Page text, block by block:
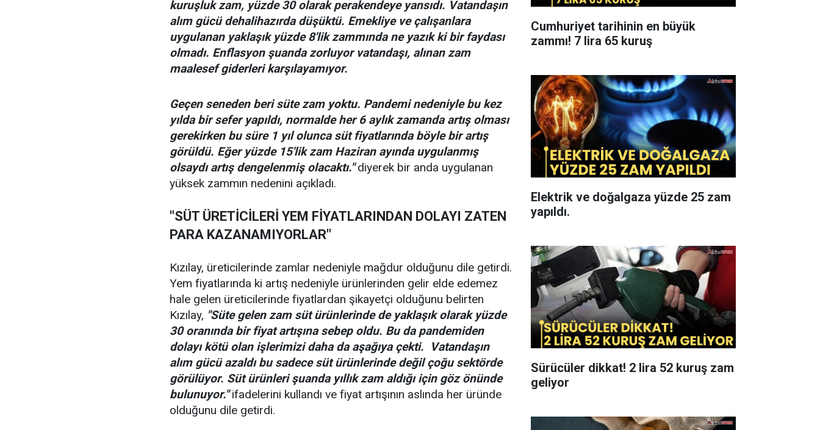
kuruşluk zam, yüzde 30 olarak perakendeye yansıdı. Vatandaşın
alım gücü dehalihazırda düşüktü. Emekliye ve çalışanlara
uygulanan yaklaşık yüzde 8'lik zammında ne yazık ki bir faydası
olmadı. Enflasyon şuanda zorluyor vatandaşı, alınan zam
maalesef giderleri karşılayamıyor.
Geçen seneden beri süte zam yoktu. Pandemi nedeniyle bu kez
yılda bir sefer yapıldı, normalde her 6 aylık zamanda artış olması
gerekirken bu süre 1 yıl olunca süt fiyatlarında böyle bir artış
görüldü. Eğer yüzde 15'lik zam Haziran ayında uygulanmış
olsaydı artış dengelenmiş olacaktı."diyerek bir anda uygulanan
yüksek zammın nedenini açıkladı.
"SÜT ÜRETİCİLERİ YEM FİYATLARINDAN DOLAYI ZATEN
PARA KAZANAMIYORLAR"
Kızılay, üreticilerinde zamlar nedeniyle mağdur olduğunu dile getirdi.
Yem fiyatlarında ki artış nedeniyle ürünlerinden gelir elde edemez
hale gelen üreticilerinde fiyatlardan şikayetçi olduğunu belirten
Kızılay, "Süte gelen zam süt ürünlerinde de yaklaşık olarak yüzde
30 oranında bir fiyat artışına sebep oldu. Bu da pandemiden
dolayı kötü olan işlerimizi daha da aşağıya çekti. Vatandaşın
alım gücü azaldı bu sadece süt ürünlerinde değil çoğu sektörde
görülüyor. Süt ürünleri şuanda yıllık zam aldığı için göz önünde
bulunuyor."ifadelerini kullandı ve fiyat artışının aslında her üründe
olduğunu dile getirdi.
Cumhuriyet tarihinin en büyük
zammı! 7 lira 65 kuruş
Elektrik ve doğalgaza yüzde 25 zam
yapıldı.
Sürücüler dikkat! 2 lira 52 kuruş zam
geliyor